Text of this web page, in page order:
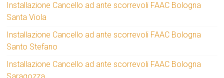
Installazione Cancello ad ante scorrevoli FAAC Bologna
Santa Viola
Installazione Cancello ad ante scorrevoli FAAC Bologna
Santo Stefano
Installazione Cancello ad ante scorrevoli FAAC Bologna